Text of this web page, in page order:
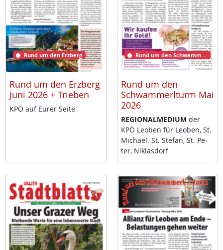
Rund um den Erzberg
Rund um den Erzberg
Juni 2026 + Trieben
KPÖ auf Eu­rer Sei­te
Rund um den Schwammerlturm
Rund um den
Schwammerlturm Mai
2026
RE­GIO­NAL­ME­DI­UM der
KPÖ Leo­ben für Leo­ben, St.
Mi­cha­el. St. Ste­fan, St. Pe­
ter, Niklas­dorf